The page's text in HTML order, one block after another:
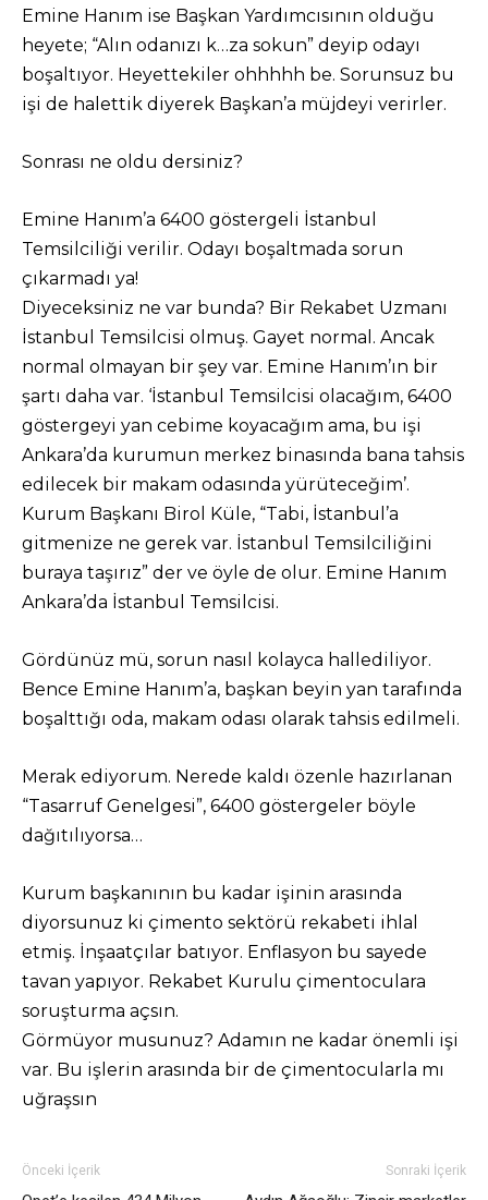
Emine Hanım ise Başkan Yardımcısının olduğu
heyete; “Alın odanızı k…za sokun” deyip odayı
boşaltıyor. Heyettekiler ohhhhh be. Sorunsuz bu
işi de halettik diyerek Başkan’a müjdeyi verirler.
Sonrası ne oldu dersiniz?
Emine Hanım’a 6400 göstergeli İstanbul
Temsilciliği verilir. Odayı boşaltmada sorun
çıkarmadı ya!
Diyeceksiniz ne var bunda? Bir Rekabet Uzmanı
İstanbul Temsilcisi olmuş. Gayet normal. Ancak
normal olmayan bir şey var. Emine Hanım’ın bir
şartı daha var. ‘İstanbul Temsilcisi olacağım, 6400
göstergeyi yan cebime koyacağım ama, bu işi
Ankara’da kurumun merkez binasında bana tahsis
edilecek bir makam odasında yürüteceğim’.
Kurum Başkanı Birol Küle, “Tabi, İstanbul’a
gitmenize ne gerek var. İstanbul Temsilciliğini
buraya taşırız” der ve öyle de olur. Emine Hanım
Ankara’da İstanbul Temsilcisi.
Gördünüz mü, sorun nasıl kolayca hallediliyor.
Bence Emine Hanım’a, başkan beyin yan tarafında
boşalttığı oda, makam odası olarak tahsis edilmeli.
Merak ediyorum. Nerede kaldı özenle hazırlanan
“Tasarruf Genelgesi”, 6400 göstergeler böyle
dağıtılıyorsa…
Kurum başkanının bu kadar işinin arasında
diyorsunuz ki çimento sektörü rekabeti ihlal
etmiş. İnşaatçılar batıyor. Enflasyon bu sayede
tavan yapıyor. Rekabet Kurulu çimentoculara
soruşturma açsın.
Görmüyor musunuz? Adamın ne kadar önemli işi
var. Bu işlerin arasında bir de çimentocularla mı
uğraşsın
Önceki İçerik Sonraki İçerik